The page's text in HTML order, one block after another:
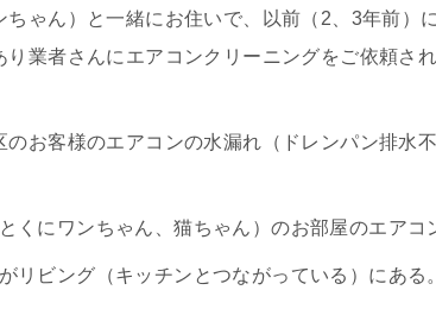
ちゃん）と一緒にお住いで、以前（2、3年前）
り業者さんにエアコンクリーニングをご依頼さ
のお客様のエアコンの水漏れ（ドレンパン排水
くにワンちゃん、猫ちゃん）のお部屋のエアコ
リビング（キッチンとつながっている）にある。